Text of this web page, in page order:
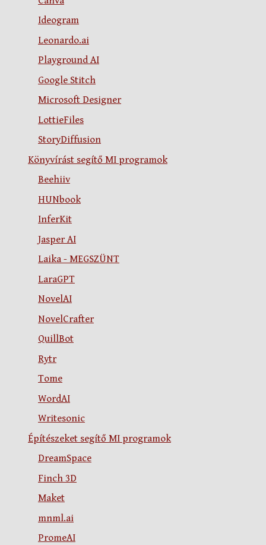
Ideogram
Leonardo.ai
Playground AI
Google Stitch
Microsoft Designer
LottieFiles
StoryDiffusion
Könyvírást segítő MI programok
Beehiiv
HUNbook
InferKit
Jasper AI
Laika - MEGSZÜNT
LaraGPT
NovelAI
NovelCrafter
QuillBot
Rytr
Tome
WordAI
Writesonic
Építészeket segítő MI programok
DreamSpace
Finch 3D
Maket
mnml.ai
PromeAI